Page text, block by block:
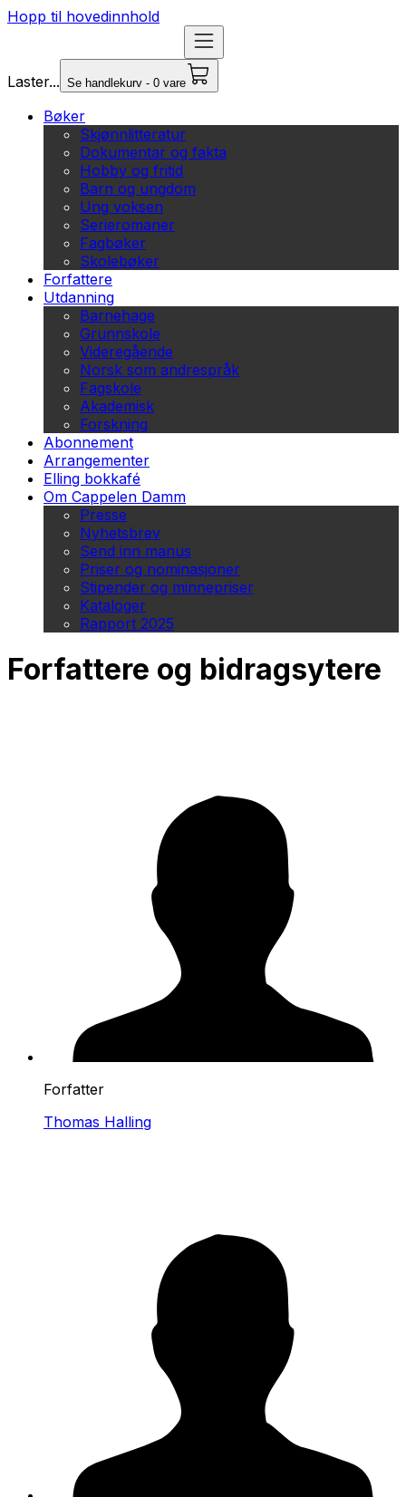
Hopp til hovedinnhold
Laster... Se handlekurv - 0 vare
Bøker
Skjønnlitteratur
Dokumentar og fakta
Hobby og fritid
Barn og ungdom
Ung voksen
Serieromaner
Fagbøker
Skolebøker
Forfattere
Utdanning
Barnehage
Grunnskole
Videregående
Norsk som andrespråk
Fagskole
Akademisk
Forskning
Abonnement
Arrangementer
Elling bokkafé
Om Cappelen Damm
Presse
Nyhetsbrev
Send inn manus
Priser og nominasjoner
Stipender og minnepriser
Kataloger
Rapport 2025
Forfattere og bidragsytere
Forfatter
Thomas Halling